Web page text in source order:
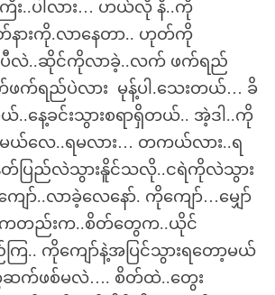
ြီး..ပါလား… ဟယ်လို နီ..ကို
တ်နားကို.လာနေတာ.. ဟုတ်ကို
ြီးပီလဲ..ဆိုင်ကိုလာခဲ့..လက် ဖက်ရည်
ရည်ပဲလား မုန့်ပါ.သေးတယ်… ခိ
မယ်..နေ့ခင်းသွားစရာရှိတယ်.. အဲ့ဒါ..ကို
မယ်လေ..ရမလား… တကယ်လား..ရ
နတ်ပြည်လဲသွားနိူင်သလို..ငရဲကိုလဲသွား
ာ်..လာခဲ့လေနော်. ကိုကျော်…မျှော်
ကတည်းက..စိတ်တွေက..ယိုင်
ကြ.. ကိုကျော်နဲ့အပြင်သွားရတော့မယ်
ဆက်ဖစ်မလဲ…. စိတ်ထဲ..တွေး